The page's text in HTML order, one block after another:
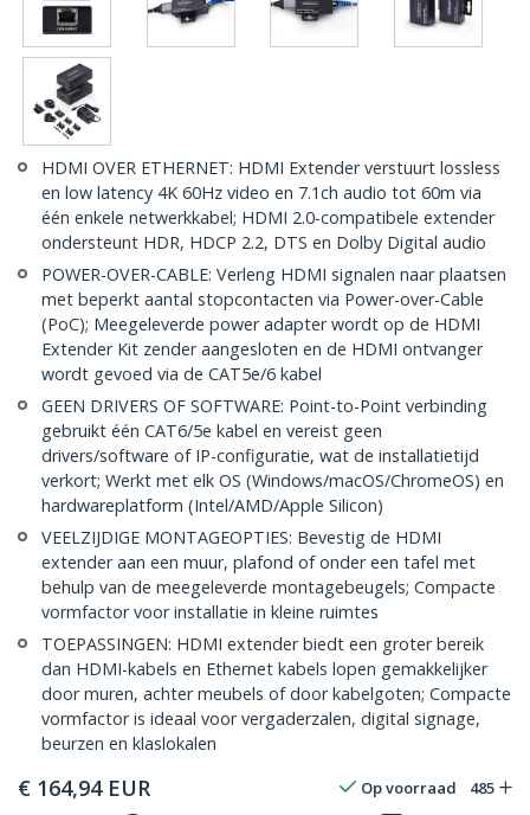
HDMI OVER ETHERNET: HDMI Extender verstuurt lossless
en low latency 4K 60Hz video en 7.1ch audio tot 60m via
één enkele netwerkkabel; HDMI 2.0-compatibele extender
ondersteunt HDR, HDCP 2.2, DTS en Dolby Digital audio
POWER-OVER-CABLE: Verleng HDMI signalen naar plaatsen
met beperkt aantal stopcontacten via Power-over-Cable
(PoC); Meegeleverde power adapter wordt op de HDMI
Extender Kit zender aangesloten en de HDMI ontvanger
wordt gevoed via de CAT5e/6 kabel
GEEN DRIVERS OF SOFTWARE: Point-to-Point verbinding
gebruikt één CAT6/5e kabel en vereist geen
drivers/software of IP-configuratie, wat de installatietijd
verkort; Werkt met elk OS (Windows/macOS/ChromeOS) en
hardwareplatform (Intel/AMD/Apple Silicon)
VEELZIJDIGE MONTAGEOPTIES: Bevestig de HDMI
extender aan een muur, plafond of onder een tafel met
behulp van de meegeleverde montagebeugels; Compacte
vormfactor voor installatie in kleine ruimtes
TOEPASSINGEN: HDMI extender biedt een groter bereik
dan HDMI-kabels en Ethernet kabels lopen gemakkelijker
door muren, achter meubels of door kabelgoten; Compacte
vormfactor is ideaal voor vergaderzalen, digital signage,
beurzen en klaslokalen
€ 164,94 EUR Op voorraad 485